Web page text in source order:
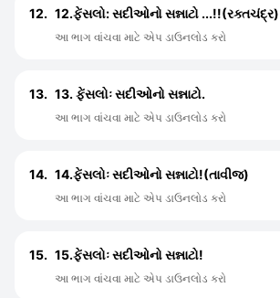
12. 12.ફેંસલો: સદીઓનો સન્નાટો ...!!(રક્તચંદ્ર)
આ ભાગ વાંચવા માટે એપ ડાઉનલોડ કરો
13. 13. ફેંસલોઃ સદીઓનો સન્નાટો.
આ ભાગ વાંચવા માટે એપ ડાઉનલોડ કરો
14. 14.ફેંસલોઃ સદીઓનો સન્નાટો!(તાવીજ)
આ ભાગ વાંચવા માટે એપ ડાઉનલોડ કરો
15. 15.ફેંસલોઃ સદીઓનો સન્નાટો!
આ ભાગ વાંચવા માટે એપ ડાઉનલોડ કરો